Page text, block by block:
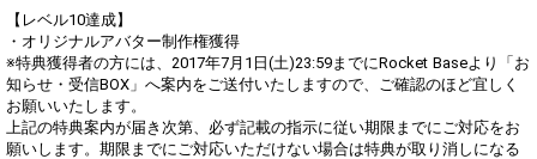
【レベル10達成】
・オリジナルアバター制作権獲得
※特典獲得者の方には、2017年7月1日(土)23:59までにRocket Baseより「お
知らせ・受信BOX」へ案内をご送付いたしますので、ご確認のほど宜しく
お願いいたします。
上記の特典案内が届き次第、必ず記載の指示に従い期限までにご対応をお
願いします。期限までにご対応いただけない場合は特典が取り消しになる